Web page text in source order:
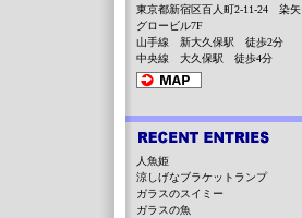
東京都新宿区百人町2-11-24 染矢
グロービル7F
山手線 新大久保駅 徒歩2分
中央線 大久保駅 徒歩4分
人魚姫
涼しげなブラケットランプ
ガラスのスイミー
ガラスの魚